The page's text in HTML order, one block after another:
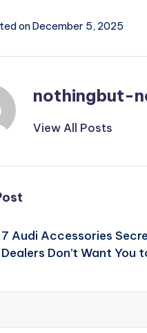
on December 5, 2025
nothingbut-
View All Posts
7 Audi Accessories
Dealers Don’t Want You